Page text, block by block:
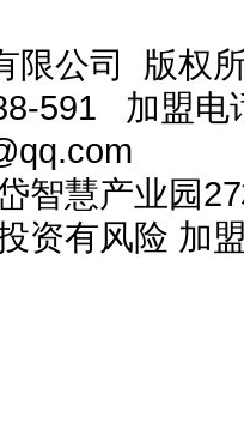
限公司 版
591 加盟电
智慧产业园
资有风险 加